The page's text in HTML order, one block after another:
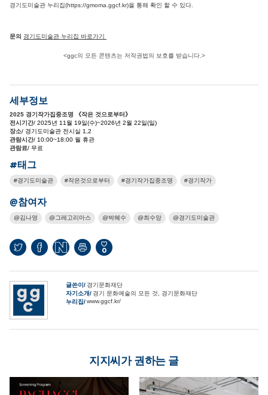
경기도미술관 누리집(https://gmoma.ggcf.kr)을 통해 확인 할 수 있다.
문의 경기도미술관 누리집 바로가기
<ggc의 모든 콘텐츠는 저작권법의 보호를 받습니다.>
세부정보
2025 경기작가집중조명 《작은 것으로부터》
전시기간/ 2025년 11월 19일(수)~2026년 2월 22일(일)
장소/ 경기도미술관 전시실 1,2
관람시간/ 10:00~18:00 월 휴관
관람료/ 무료
#태그
경기도미술관 작은것으로부터 경기작가집중조명 경기작가
@참여자
김나영 그레고리마스 박혜수 최수앙 경기도미술관
0
글쓴이
경기문화재단
자기소개
경기 문화예술의 모든 것, 경기문화재단
누리집 www.ggcf.kr/
지지씨가 권하는 글